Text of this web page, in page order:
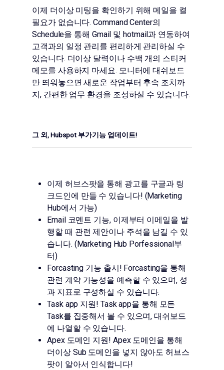
이제 더이상 미팅을 확인하기 위해 메일을 켤
필요가 없습니다. Command Center의
Schedule을 통해 Gmail 및 hotmail과 연동하여
고객과의 일정 관리를 편리하게 관리하실 수
있습니다. 더이상 달력이나 수백 개의 스티커
메모를 사용하지 마세요. 모니터에 대쉬보드
만 띄워놓으면 새로운 작업부터 후속 조치까
지, 간편한 업무 환경을 조성하실 수 있습니다.
그 외, Hubspot 부가기능 업데이트!
이제 허브스팟을 통해 광고를 구글과 링
크드인에 만들 수 있습니다! (Marketing
Hub에서 가능)
Email 코멘트 기능, 이제부터 이메일을 발
행할 때 관련 제안이나 주석을 남길 수 있
습니다. (Marketing Hub Porfessional부
터)
Forcasting 기능 출시! Forcasting을 통해
관련 계약 가능성을 예측할 수 있으며, 성
과 지표로 구성하실 수 있습니다.
Task app 지원! Task app을 통해 모든
Task를 집중해서 볼 수 있으며, 대쉬보드
에 나열할 수 있습니다.
Apex 도메인 지원! Apex 도메인을 통해
더이상 Sub 도메인을 넣지 않아도 허브스
팟이 알아서 인식합니다!